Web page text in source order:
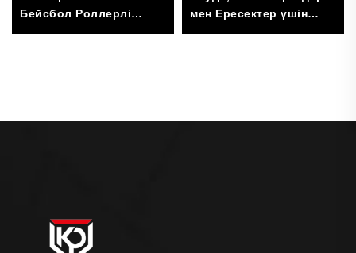
Бейсбол Роллерлі
Қалта, Софтбол
мен Ересектер үшін
Бейсбол Софтбол